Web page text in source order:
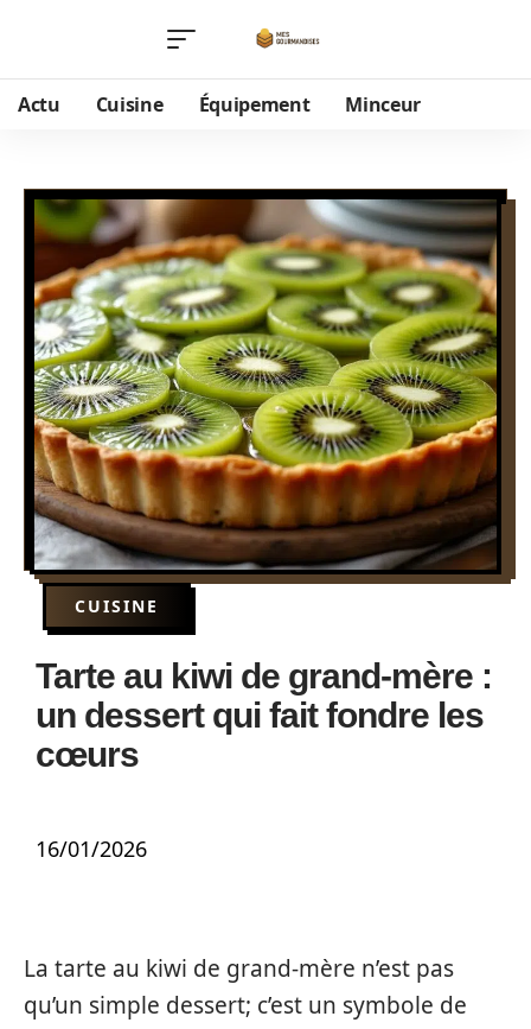
Actu Cuisine Équipement Minceur
CUISINE
Tarte au kiwi de grand-mère :
un dessert qui fait fondre les
cœurs
16/01/2026
La tarte au kiwi de grand-mère n’est pas
qu’un simple dessert; c’est un symbole de